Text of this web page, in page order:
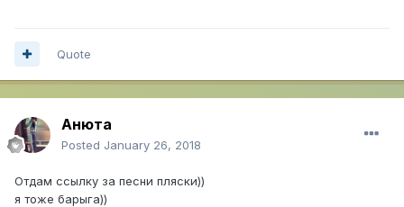
Quote
Анюта
Posted January 26, 2018
Отдам ссылку за песни пляски))
я тоже барыга))